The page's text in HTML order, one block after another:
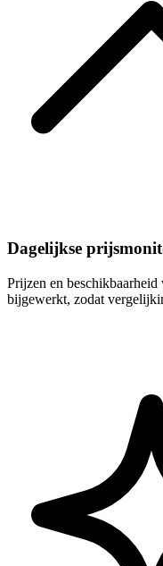
Dagelijkse
Prijzen en
bijgewerkt, zodat